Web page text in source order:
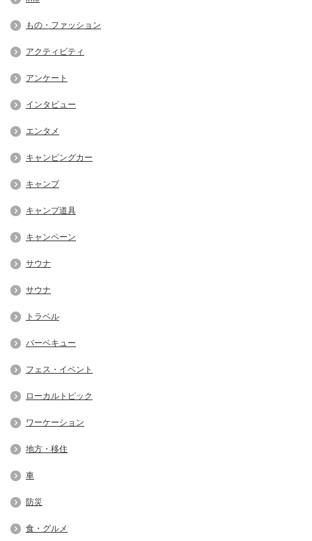
もの・ファッション
アクティビティ
アンケート
インタビュー
エンタメ
キャンピングカー
キャンプ
キャンプ道具
キャンペーン
サウナ
サウナ
トラベル
バーベキュー
フェス・イベント
ローカルトピック
ワーケーション
地方・移住
車
防災
食・グルメ